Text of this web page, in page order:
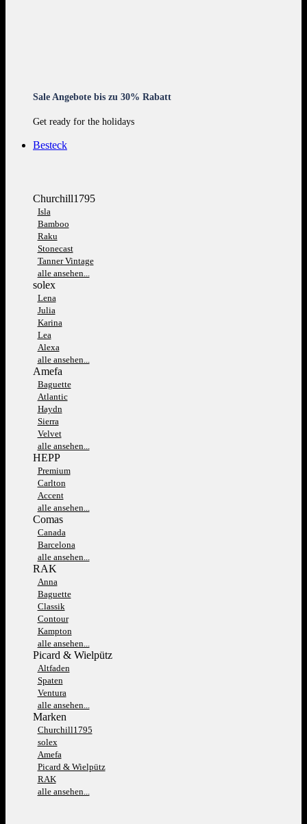
Sale Angebote bis zu 30% Rabatt
Get ready for the holidays
Besteck
Churchill1795
Isla
Bamboo
Raku
Stonecast
Tanner Vintage
alle ansehen...
solex
Lena
Julia
Karina
Lea
Alexa
alle ansehen...
Amefa
Baguette
Atlantic
Haydn
Sierra
Velvet
alle ansehen...
HEPP
Premium
Carlton
Accent
alle ansehen...
Comas
Canada
Barcelona
alle ansehen...
RAK
Anna
Baguette
Classik
Contour
Kampton
alle ansehen...
Picard & Wielpütz
Altfaden
Spaten
Ventura
alle ansehen...
Marken
Churchill1795
solex
Amefa
Picard & Wielpütz
RAK
alle ansehen...